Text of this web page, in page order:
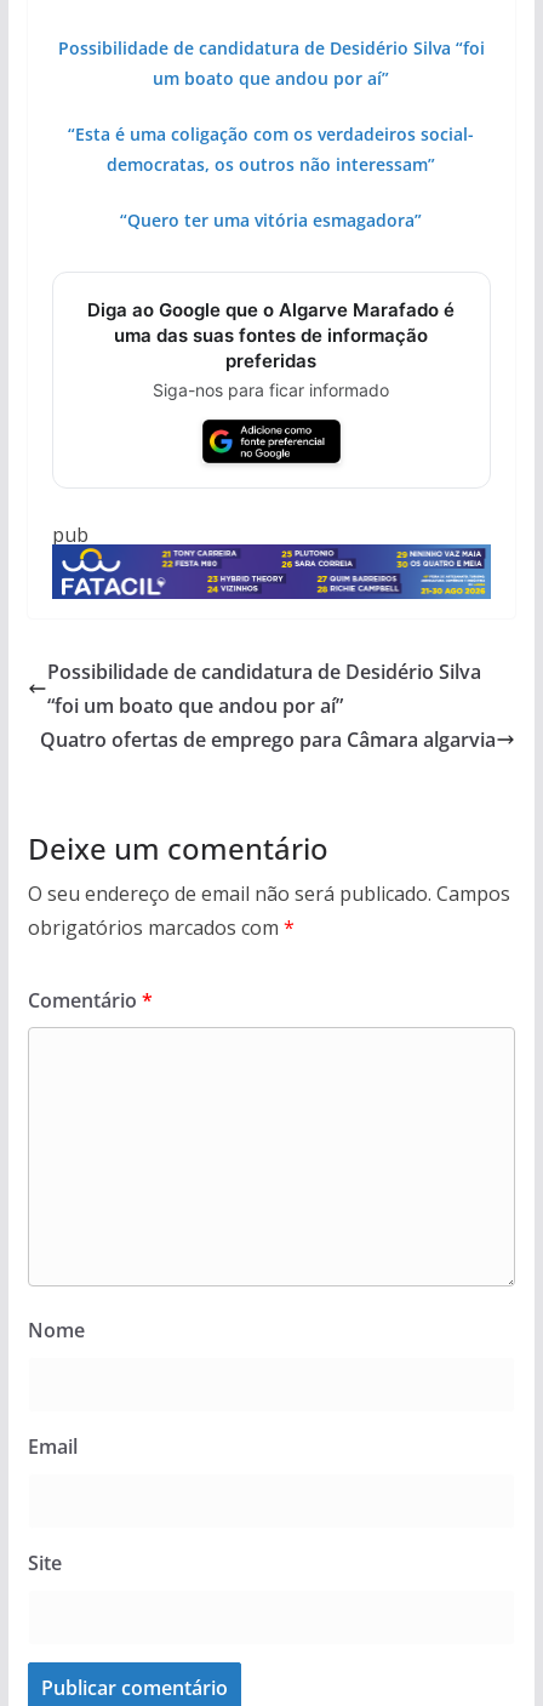
Possibilidade de candidatura de Desidério Silva “foi
um boato que andou por aí”
“Esta é uma coligação com os verdadeiros social-
democratas, os outros não interessam”
“Quero ter uma vitória esmagadora”
Diga ao Google que o Algarve Marafado é
uma das suas fontes de informação
preferidas
Siga-nos para ficar informado
pub
Possibilidade de candidatura de Desidério Silva
“foi um boato que andou por aí”
Quatro ofertas de emprego para Câmara algarvia
Deixe um comentário
O seu endereço de email não será publicado. Campos
obrigatórios marcados com *
Comentário *
Nome
Email
Site